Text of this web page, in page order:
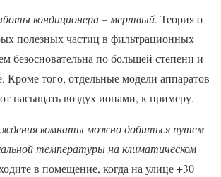
кондиционера – мертвый. Теория о
полезных частиц в фильтрационных
безосновательна по большей степени и
Кроме того, отдельные модели аппаратов
насыщать воздух ионами, к примеру.
комнаты можно добиться путем
температуры на климатическом
в помещение, когда на улице +30